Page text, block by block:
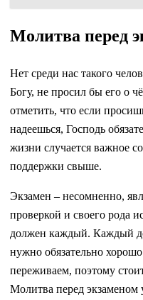
Молитва перед
Нет среди нас такого
Богу, не просил бы его о
отметить, что если
надеешься, Господь
жизни случается важное
поддержки свыше.
Экзамен – несомненно,
проверкой и своего рода
должен каждый. Каждый
нужно обязательно
переживаем, поэтому
Молитва перед экзаменом